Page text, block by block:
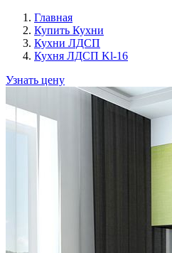
Главная
Купить Кухни
Кухни ЛДСП
Кухня ЛДСП Kl-16
Узнать цену